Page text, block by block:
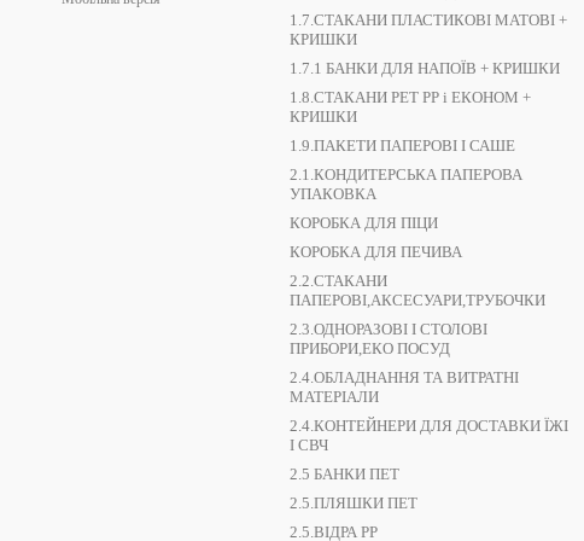
високій температурі передаватися через тонкі стінки.
. Вони виготовляються із крафт-картону високої якості.
Мають багатошарову структуру, де верхній шар
до пальців. Гофрований шар надає додаткової міцності та стійкості до
1.7.СТАКАНИ ПЛАСТИКОВІ МАТОВІ +
КРИШКИ
1.7.1 БАНКИ ДЛЯ НАПОЇВ + КРИШКИ
1.8.СТАКАНИ РЕТ РР і ЕКОНОМ +
КРИШКИ
1.9.ПАКЕТИ ПАПЕРОВІ І САШЕ
2.1.КОНДИТЕРСЬКА ПАПЕРОВА
УПАКОВКА
КОРОБКА ДЛЯ ПІЦИ
КОРОБКА ДЛЯ ПЕЧИВА
2.2.СТАКАНИ
ПАПЕРОВІ,АКСЕСУАРИ,ТРУБОЧКИ
2.3.ОДНОРАЗОВІ І СТОЛОВІ
ПРИБОРИ,ЕКО ПОСУД
2.4.ОБЛАДНАННЯ ТА ВИТРАТНІ
МАТЕРІАЛИ
2.4.КОНТЕЙНЕРИ ДЛЯ ДОСТАВКИ ЇЖІ
І СВЧ
2.5 БАНКИ ПЕТ
2.5.ПЛЯШКИ ПЕТ
2.5.ВІДРА РР